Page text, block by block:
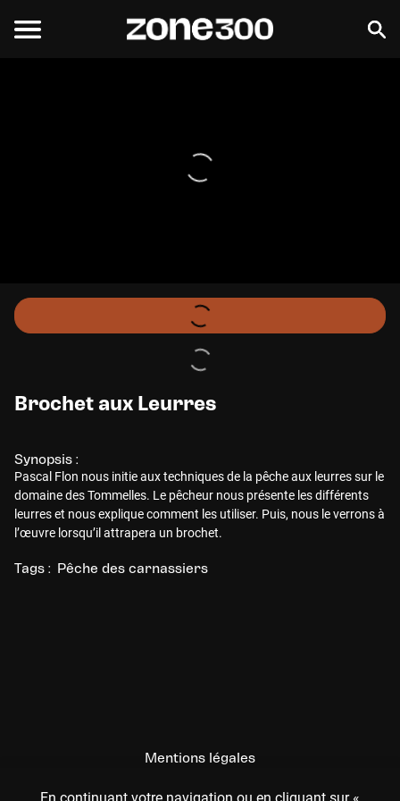
Brochet aux Leurres
Synopsis :
Pascal Flon nous initie aux techniques de la pêche aux leurres sur le
domaine des Tommelles. Le pêcheur nous présente les différents
leurres et nous explique comment les utiliser. Puis, nous le verrons à
l’œuvre lorsqu’il attrapera un brochet.
Tags : Pêche des carnassiers
Mentions légales